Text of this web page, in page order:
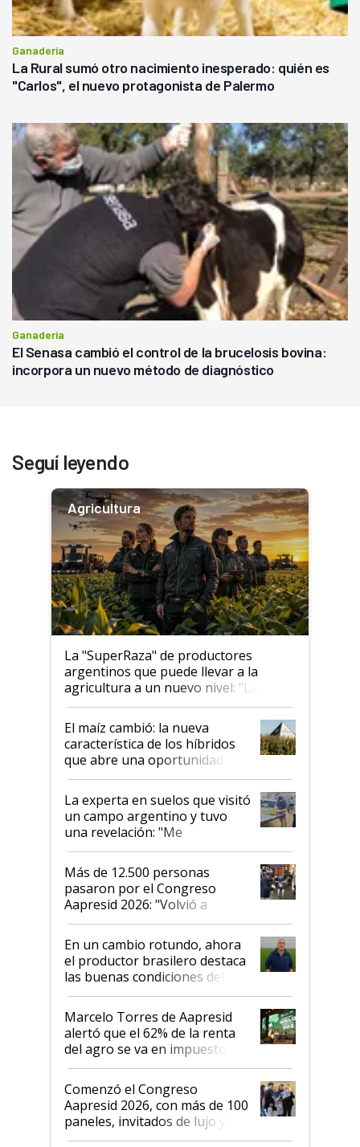
Ganadería
La Rural sumó otro nacimiento inesperado: quién es
"Carlos", el nuevo protagonista de Palermo
Ganadería
El Senasa cambió el control de la brucelosis bovina:
incorpora un nuevo método de diagnóstico
Seguí leyendo
Agricultura
La "SuperRaza" de productores
argentinos que puede llevar a la
agricultura a un nuevo nivel: "Las
posibilidades de crecimiento son
infinitas"
El maíz cambió: la nueva
característica de los híbridos
que abre una oportunidad en
el lote
La experta en suelos que visitó
un campo argentino y tuvo
una revelación: "Me
impresionó mucho"
Más de 12.500 personas
pasaron por el Congreso
Aapresid 2026: "Volvió a
demostrar que hablar del
suelo es hablar de todo el
sistema productivo"
En un cambio rotundo, ahora
el productor brasilero destaca
las buenas condiciones del
agro argentino para invertir:
"Los veo más motivados"
Marcelo Torres de Aapresid
alertó que el 62% de la renta
del agro se va en impuestos:
"No es bueno que en
Argentina se sigan discutiendo
las mismas cosas de hace 50
años"
Comenzó el Congreso
Aapresid 2026, con más de 100
paneles, invitados de lujo y
todas las tendencias